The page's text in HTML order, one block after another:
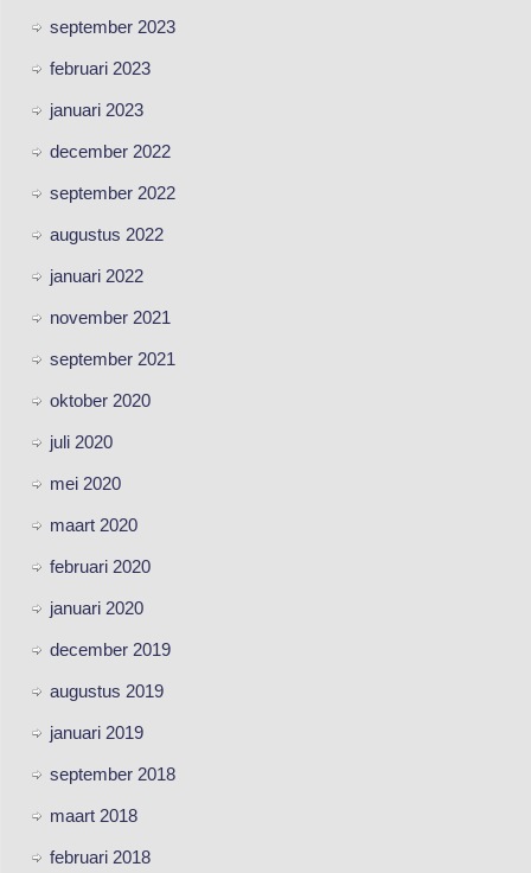
september 2023
februari 2023
januari 2023
december 2022
september 2022
augustus 2022
januari 2022
november 2021
september 2021
oktober 2020
juli 2020
mei 2020
maart 2020
februari 2020
januari 2020
december 2019
augustus 2019
januari 2019
september 2018
maart 2018
februari 2018